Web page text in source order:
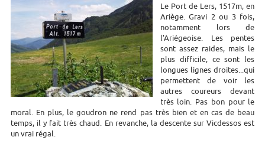
Le Port de Lers, 1517m, en
Ariège. Gravi 2 ou 3 fois,
notamment lors de
l'Ariégeoise. Les pentes
sont assez raides, mais le
plus difficile, ce sont les
longues lignes droites...qui
permettent de voir les
autres coureurs devant
très loin. Pas bon pour le
moral. En plus, le goudron ne rend pas très bien et en cas de beau
temps, il y fait très chaud. En revanche, la descente sur Vicdessos est
un vrai régal.